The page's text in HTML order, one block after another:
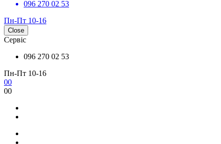
096 270 02 53
Пн-Пт 10-16
Close
Сервіс
096 270 02 53
Пн-Пт 10-16
00
00